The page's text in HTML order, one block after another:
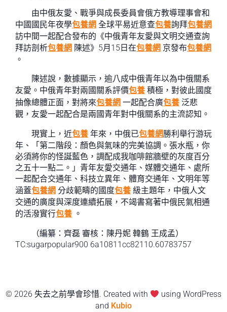
由中俄友愛、戰爭與成長委員會俄方教導理事會和
中國國民年夜學包養網 全球平易近意查包養詢拜包養網
訪中間一起配合發布的《中俄青年友愛與文明交通查詢
拜訪剖析包養網 陳述》5月15日在包養網 京發布包養網
。
陳述說，數據顯示，逾八成中俄青年以為中俄關系
友愛。中俄青年對兩國關系評價包養 積極，對彼此國度
抽像總體正面，對將來包養網 一起配合廣包養 泛悲
觀，友愛一起配合是兩國青年對中俄關系的主流認知。
現實上，近包養 年來，中俄已包養網勝利舉行游玩
年、「第二階段：顏色與氣味的完美協調。張水瓶，你
必須將你的怪誕藍色，調配成我咖啡館牆壁的灰度百分
之五十一點二。」青年友愛交通年、媒體交通年、處所
一起配合交通年、科技立異年、體育交通年、文明年等
涵蓋包養網 分歧範疇的國度包養 級主題年，中俄人文
交通的廣度與深度連續拓展，不竭書寫著中俄民氣相通
的活潑實行包養 。
（編纂：齊磊 審核：陳丹妮 韓鶴 王成孟）
TC:sugarpopular900 6a10811cc82110.60783757
© 2026 失去之前學會珍惜. Created with
using WordPress
and Kubio